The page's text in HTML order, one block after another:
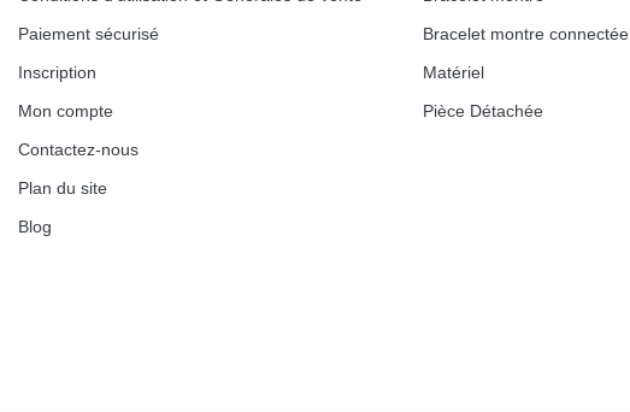
Paiement sécurisé
Inscription
Mon compte
Contactez-nous
Plan du site
Blog
Bracelet montre connectée
Matériel
Pièce Détachée